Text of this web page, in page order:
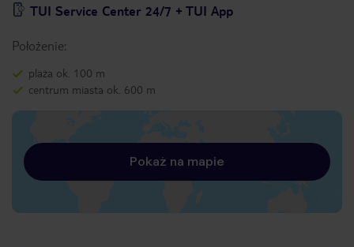
TUI Service Center 24/7 + TUI App
Położenie:
plaża ok. 100 m
centrum miasta ok. 600 m
Pokaż na mapie